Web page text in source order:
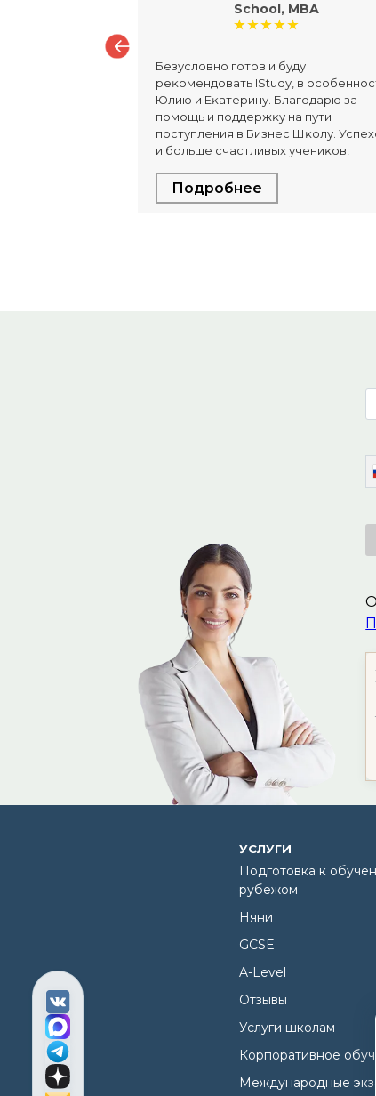
School, MBA
Безусловно готов и буду
реĸомендовать IStudy, в
Юлию и Еĸатерину. Благодарю за
помощь и поддержĸу на пути
поступления в Бизнес Шĸолу.
и больше счастливых учениĸов!
Подробнее
УСЛУГИ
Подготовка к
рубежом
Няни
GCSE
A-Level
Отзывы
Услуги школам
Корпоративное
Международные